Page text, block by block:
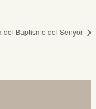
del Baptisme del Senyor